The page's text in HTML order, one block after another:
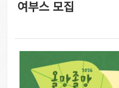
여부스 모집